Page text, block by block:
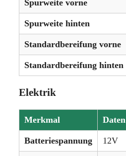
Spurweite vorne
Spurweite hinten
Standardbereifung vorne
Standardbereifung hinten
Elektrik
Merkmal Daten
Batteriespannung 12V